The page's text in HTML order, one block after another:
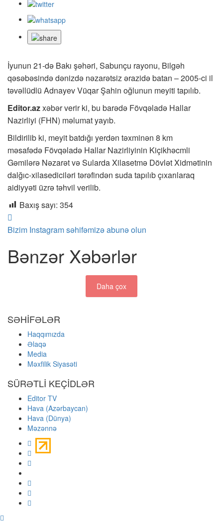
İyunun 21-də Bakı şəhəri, Sabunçu rayonu, Bilgəh
qəsəbəsində dənizdə nəzarətsiz ərazidə batan – 2005-ci il
təvəllüdlü Adnayev Vüqar Şahin oğlunun meyiti tapılıb.
Editor.azxəbər verir ki, bu barədə Fövqəladə Hallar
Nazirliyi (FHN) məlumat yayıb.
Bildirilib ki, meyit batdığı yerdən təxminən 8 km
məsafədə Fövqəladə Hallar Nazirliyinin Kiçikhəcmli
Gəmilərə Nəzarət və Sularda Xilasetmə Dövlət Xidmətinin
dalğıc-xilasediciləri tərəfindən suda tapılıb çıxarılaraq
aidiyyəti üzrə təhvil verilib.
Baxış sayı: 354
Bizim Instagram səhifəmizə abunə olun
Bənzər Xəbərlər
Daha çox
SƏHİFƏLƏR
Haqqımızda
Əlaqə
Media
Məxfilik Siyasəti
SÜRƏTLİ KEÇİDLƏR
Editor TV
Hava (Azərbaycan)
Hava (Dünya)
Məzənnə